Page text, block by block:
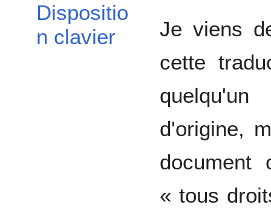
Dispositio
n clavier
Je viens
cette
d'origine,
document
« tous